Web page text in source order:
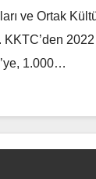
ve Ortak
KKTC’den
1.000…